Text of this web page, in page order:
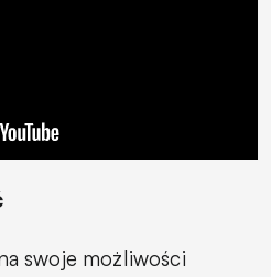
swoje możliwości